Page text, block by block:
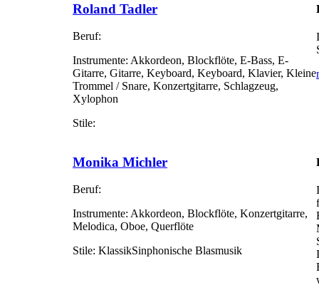
Roland Tadler
Beruf:
Instrumente: Akkordeon, Blockflöte, E-Bass, E-
Gitarre, Gitarre, Keyboard, Keyboard, Klavier, Kleine
Trommel / Snare, Konzertgitarre, Schlagzeug,
Xylophon
Stile:
Monika Michler
Beruf:
Instrumente: Akkordeon, Blockflöte, Konzertgitarre,
Melodica, Oboe, Querflöte
Stile: KlassikSinphonische Blasmusik